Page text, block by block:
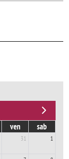
ven sab
31 1